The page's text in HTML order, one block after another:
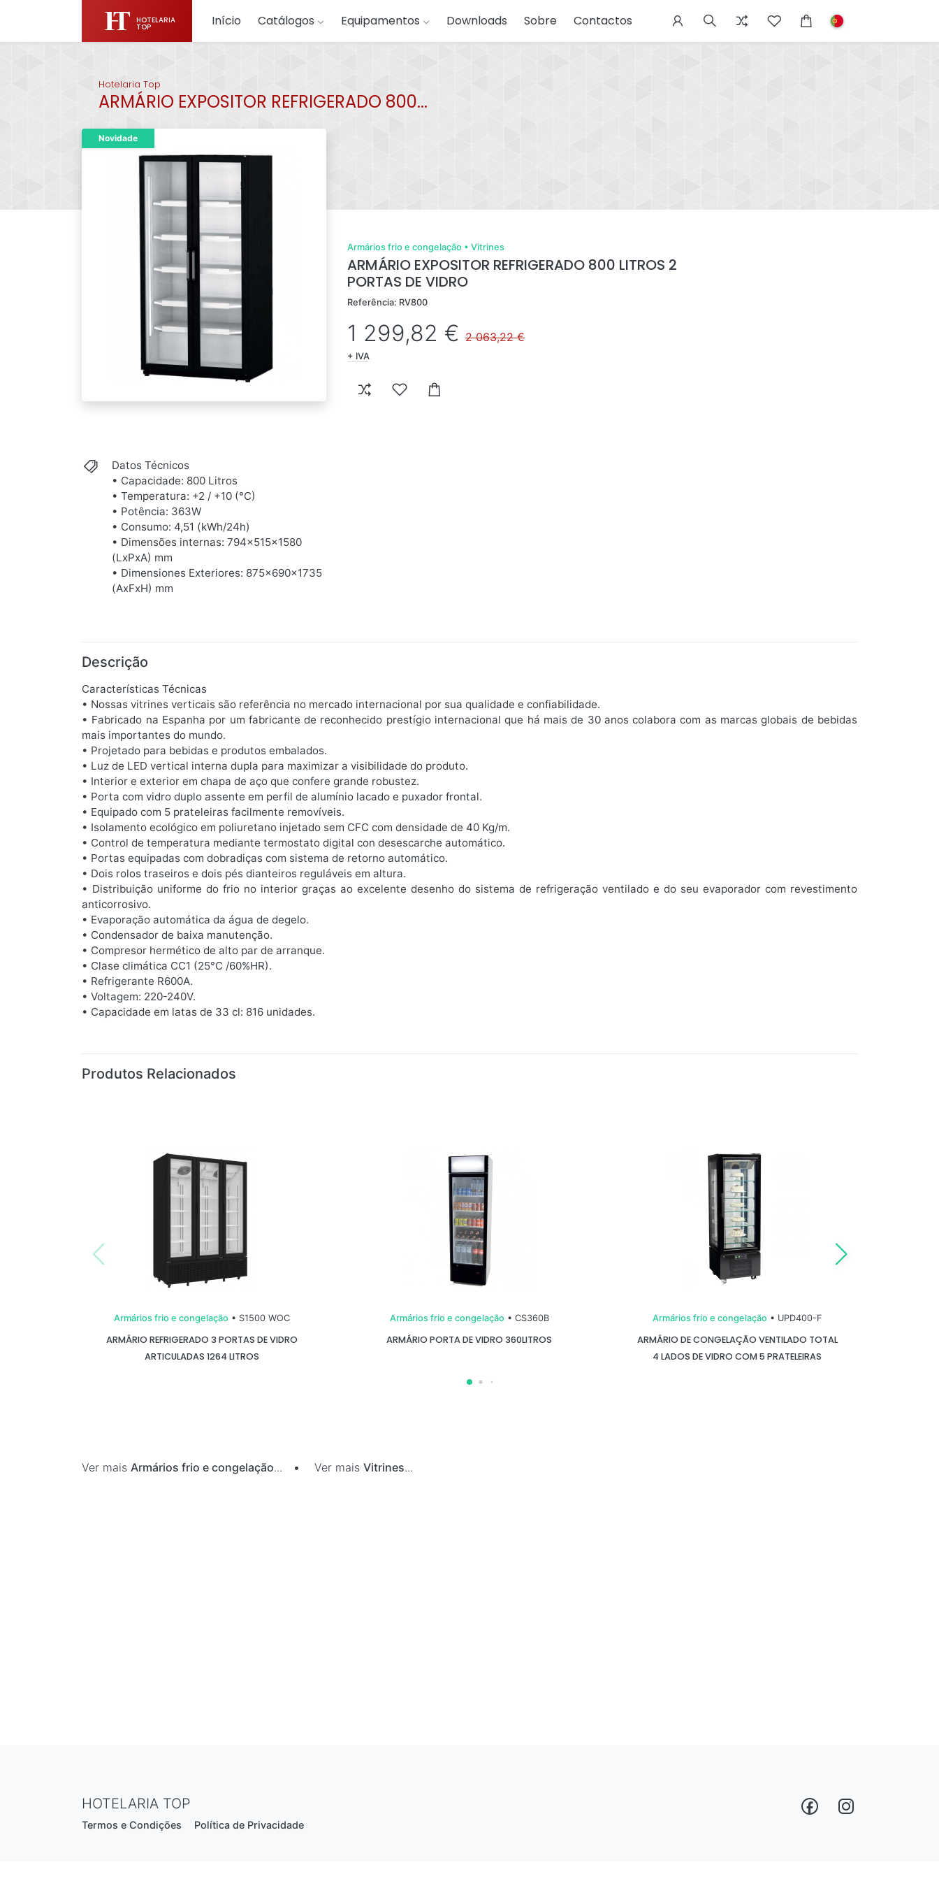
HOTELARIA
TOP Início Catálogos Equipamentos Downloads Sobre Contactos
Hotelaria Top
ARMÁRIO EXPOSITOR REFRIGERADO 800...
Novidade
Armários frio e congelação • Vitrines
ARMÁRIO EXPOSITOR REFRIGERADO 800 LITROS 2
PORTAS DE VIDRO
Referência: RV800
1 299,82 € 2 063,22 €
+ IVA
Datos Técnicos
• Capacidade: 800 Litros
• Temperatura: +2 / +10 (°C)
• Potência: 363W
• Consumo: 4,51 (kWh/24h)
• Dimensões internas: 794x515x1580
(LxPxA) mm
• Dimensiones Exteriores: 875x690x1735
(AxFxH) mm
Descrição
Características Técnicas
• Nossas vitrines verticais são referência no mercado internacional por sua qualidade e confiabilidade.
• Fabricado na Espanha por um fabricante de reconhecido prestígio internacional que há mais de 30 anos colabora com as marcas globais de bebidas
mais importantes do mundo.
• Projetado para bebidas e produtos embalados.
• Luz de LED vertical interna dupla para maximizar a visibilidade do produto.
• Interior e exterior em chapa de aço que confere grande robustez.
• Porta com vidro duplo assente em perfil de alumínio lacado e puxador frontal.
• Equipado com 5 prateleiras facilmente removíveis.
• Isolamento ecológico em poliuretano injetado sem CFC com densidade de 40 Kg/m.
• Control de temperatura mediante termostato digital con desescarche automático.
• Portas equipadas com dobradiças com sistema de retorno automático.
• Dois rolos traseiros e dois pés dianteiros reguláveis em altura.
• Distribuição uniforme do frio no interior graças ao excelente desenho do sistema de refrigeração ventilado e do seu evaporador com revestimento
anticorrosivo.
• Evaporação automática da água de degelo.
• Condensador de baixa manutenção.
• Compresor hermético de alto par de arranque.
• Clase climática CC1 (25°C /60%HR).
• Refrigerante R600A.
• Voltagem: 220-240V.
• Capacidade em latas de 33 cl: 816 unidades.
Produtos Relacionados
Armários frio e congelação • S1500 WOC
ARMÁRIO REFRIGERADO 3 PORTAS DE VIDRO
ARTICULADAS 1264 LITROS
Armários frio e congelação • CS360B
ARMÁRIO PORTA DE VIDRO 360LITROS
Armários frio e congelação • UPD400-F
ARMÁRIO DE CONGELAÇÃO VENTILADO TOTAL
4 LADOS DE VIDRO COM 5 PRATELEIRAS
Ver mais Armários frio e congelação... • Ver mais Vitrines...
HOTELARIA TOP
Termos e Condições Política de Privacidade